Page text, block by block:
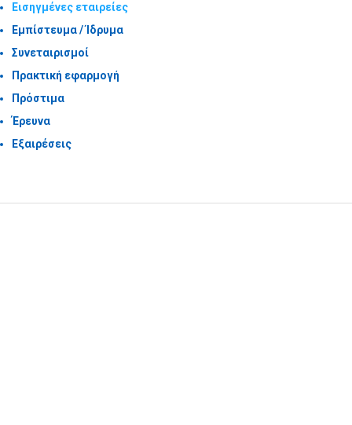
Εισηγμένες εταιρείες
Εμπίστευμα / Ίδρυμα
Συνεταιρισμοί
Πρακτική εφαρμογή
Πρόστιμα
Έρευνα
Εξαιρέσεις